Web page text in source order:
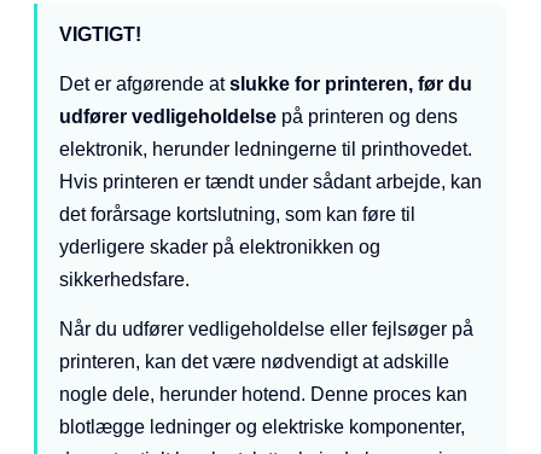
VIGTIGT!
Det er afgørende atslukke for printeren, før du
udfører vedligeholdelse på printeren og dens
elektronik, herunder ledningerne til printhovedet.
Hvis printeren er tændt under sådant arbejde, kan
det forårsage kortslutning, som kan føre til
yderligere skader på elektronikken og
sikkerhedsfare.
Når du udfører vedligeholdelse eller fejlsøger på
printeren, kan det være nødvendigt at adskille
nogle dele, herunder hotend. Denne proces kan
blotlægge ledninger og elektriske komponenter,